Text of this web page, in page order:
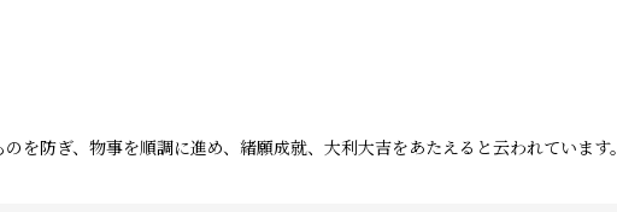
を防ぎ、物事を順調に進め、緒願成就、大利大吉をあたえると云われています。